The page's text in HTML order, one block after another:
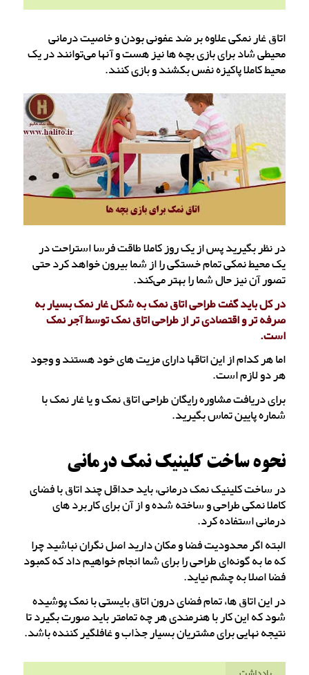
اتاق غار نمکی علاوه بر ضد عفونی بودن و خاصیت درمانی
محیطی شاد برای بازی بچه ها نیز هست و آنها می‌توانند در یک
محیط کاملا پاکیزه نفس بکشند و بازی کنند.
در نظر بگیرید پس از یک روز کاملا طاقت فرسا استراحت در
یک محیط نمکی تمام خستگی را از شما بیرون خواهد کرد حتی
تصور آن نیز حال شما را بهتر می‌کند.
در کل باید گفت طراحی اتاق نمک به شکل غار نمک بسیار به
صرفه تر و اقتصادی تر از طراحی اتاق نمک توسط آجر نمک
است.
اما هر کدام از این اتاقها دارای مزیت های خود هستند و وجود
هر دو لازم است.
برای دریافت مشاوره رایگان طراحی اتاق نمک و یا غار نمک با
شماره پایین تماس بگیرید.
نحوه ساخت کلینیک نمک درمانی
در ساخت کلینیک نمک درمانی، باید حداقل چند اتاق با فضای
کاملا نمکی طراحی و ساخته شده و از آن برای کاربرد های
درمانی استفاده کرد.
البته اگر محدودیت فضا و مکان دارید اصل نگران نباشید چرا
که ما به گونه‌ای طراحی را برای شما انجام خواهیم داد که کمبود
فضا اصلا به چشم نیاید.
در این اتاق ها، تمام فضای درون اتاق بایستی با نمک پوشیده
شود که این کار با هنرمندی هر چه تمامتر باید صورت بگیرد تا
نتیجه نهایی برای مشتریان بسیار جذاب و غافلگیر کننده باشد.